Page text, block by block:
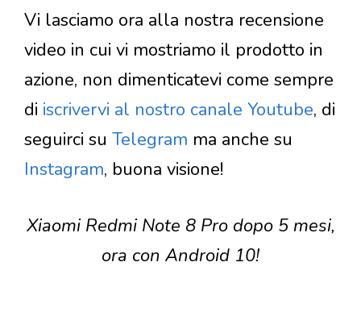
Vi lasciamo ora alla nostra recensione
video in cui vi mostriamo il prodotto in
azione, non dimenticatevi come sempre
di iscrivervi al nostro canale Youtube, di
seguirci su Telegram ma anche su
Instagram, buona visione!
Xiaomi Redmi Note 8 Pro dopo 5 mesi,
ora con Android 10!